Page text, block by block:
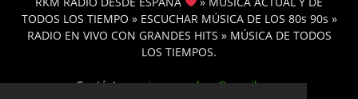
TODOS LOS TIEMPO » ESCUCHAR MÚSICA DE LOS 80s 90s »
RADIO EN VIVO CON GRANDES HITS » MÚSICA DE TODOS
LOS TIEMPOS.
Contáctanos:inmamadero@gmail.com